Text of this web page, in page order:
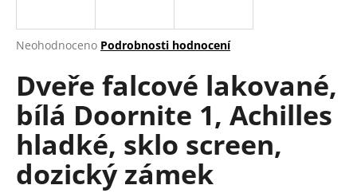
Průměrné
produktu
je
0,0
5
hvězdiček.
Neohodnoceno Podrobnosti hodnocení
Dveře falcové lakované,
bílá Doornite 1, Achilles
hladké, sklo screen,
dozický zámek
j
t
?
HLEDAT